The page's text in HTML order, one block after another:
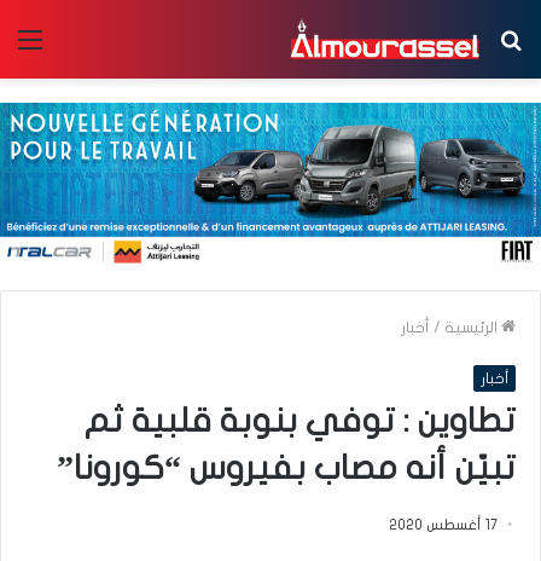
بحث
عن
الرئيسية / أخبار
أخبار
تطاوين : توفي بنوبة قلبية ثم
تبيّن أنه مصاب بفيروس “كورونا”
17 أغسطس 2020